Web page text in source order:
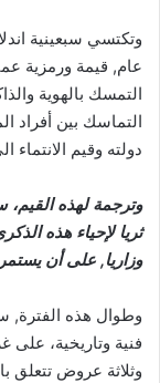
وتكتسي سبعينية
عام, قيمة ورمزية
التمسك بالهوية
التماسك بين أفراد
دولته وقيم الانتماء
وترجمة لهذه
وزاريا, على أن يستمر
وطوال هذه الفترة,
فنية وتاريخية، على
وثلاثة عروض تتعلق